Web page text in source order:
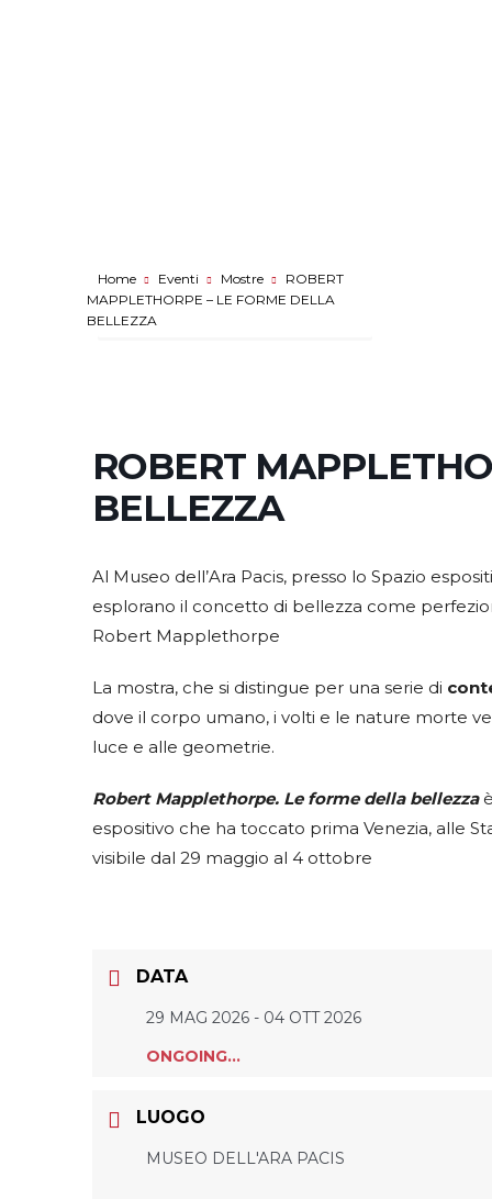
Home Eventi Mostre
ROBERT
MAPPLETHORPE – LE FORME DELLA
BELLEZZA
ROBERT
BELLEZZA
Al Museo dell’Ara Pacis, presso lo Spazio
esplorano il concetto di bellezza come
Robert Mapplethorpe
La mostra, che si distingue per una serie di
dove il corpo umano, i volti e le nature morte
luce e alle geometrie.
Robert Mapplethorpe. Le forme della bellezza
espositivo che ha toccato prima Venezia, alle
visibile dal 29 maggio al 4 ottobre
DATA
29 MAG 2026 - 04 OTT 2026
ONGOING...
LUOGO
MUSEO DELL'ARA PACIS